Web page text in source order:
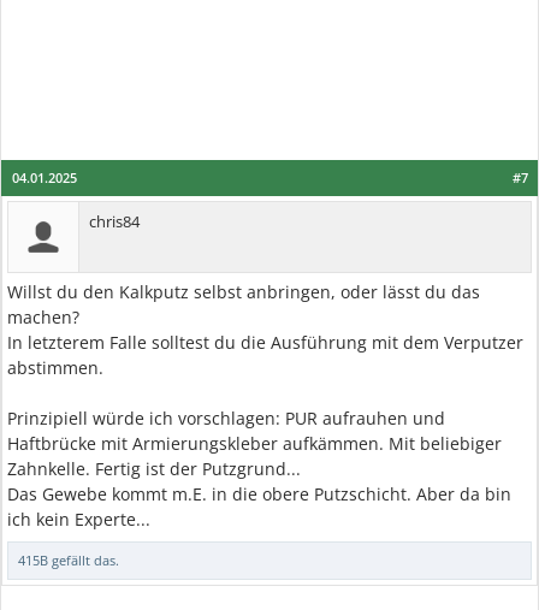
#7
04.01.2025
chris84
Willst du den Kalkputz selbst anbringen, oder lässt du das
machen?
In letzterem Falle solltest du die Ausführung mit dem Verputzer
abstimmen.
Prinzipiell würde ich vorschlagen: PUR aufrauhen und
Haftbrücke mit Armierungskleber aufkämmen. Mit beliebiger
Zahnkelle. Fertig ist der Putzgrund...
Das Gewebe kommt m.E. in die obere Putzschicht. Aber da bin
ich kein Experte...
415B gefällt das.